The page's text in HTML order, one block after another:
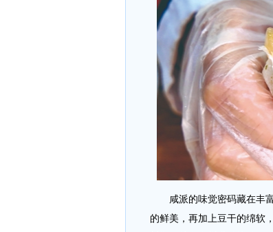
咸派的味觉密码藏在丰富
的鲜美，再加上豆干的绵软